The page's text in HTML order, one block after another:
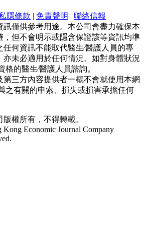
隱條款 | 免責聲明 | 聯絡信報
訊僅供參考用途。本公司會盡力確保本
，但不會明示或隱含保證該等資訊均準
何資訊不能取代醫生∕醫護人員的專
亦未必適用於任何情況。如對身體狀況
的醫生∕醫護人員諮詢。
三方內容提供者一概不會就使用本網
之有關的申索、損失或損害承擔任何
權所有，不得轉載。
Economic Journal Company